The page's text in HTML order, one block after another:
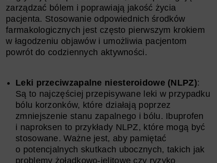
zarządzać bólem i poprawiają jakość życia
pacjenta. Stosowanie odpowiednich środków
farmakologicznych jest często pierwszym krokiem
w łagodzeniu objawów i umożliwia pacjentom
powrót do codziennych aktywności.
Leki przeciwzapalne niesteroidowe (NLPZ):
Są to najczęściej przepisywane leki w przypadku
bólu korzonków, które działają poprzez
zmniejszenie stanu zapalnego i bólu. Ibuprofen
i naproksen to przykłady NLPZ, które mogą być
stosowane. Ważne jest, aby pamiętać
o potencjalnych skutkach ubocznych, takich jak
problemy żołądkowo-jelitowe czy ryzyko